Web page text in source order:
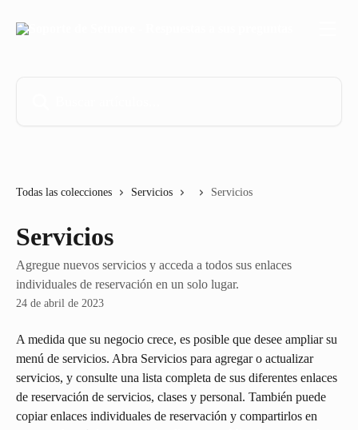
Todas las colecciones Servicios Servicios
Servicios
Agregue nuevos servicios y acceda a todos sus enlaces
individuales de reservación en un solo lugar.
24 de abril de 2023
A medida que su negocio crece, es posible que desee ampliar su
menú de servicios. Abra Servicios para agregar o actualizar
servicios, y consulte una lista completa de sus diferentes enlaces
de reservación de servicios, clases y personal. También puede
copiar enlaces individuales de reservación y compartirlos en